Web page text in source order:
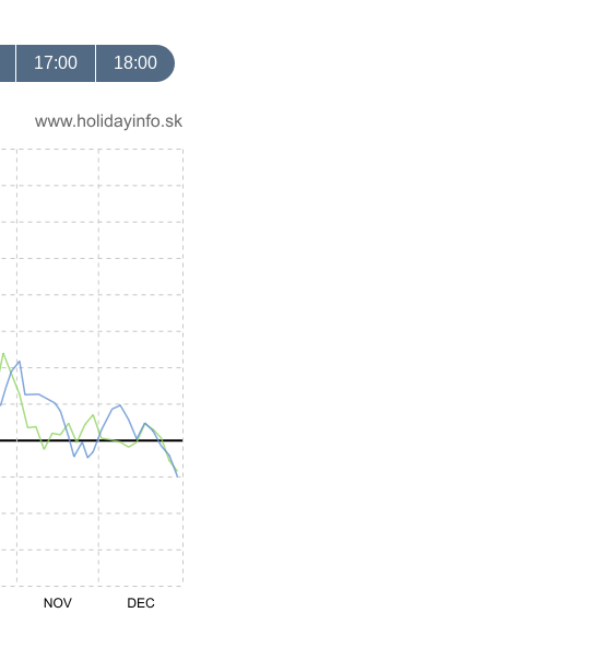
17:00 18:00